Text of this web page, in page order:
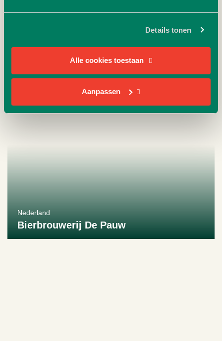
Details tonen
Alle cookies toestaan
Aanpassen
Nederland
Bekijk producent
Nederland
Bierbrouwerij De Pauw